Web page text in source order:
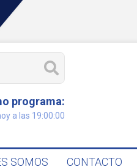
programa:
a las 19:00:00
SOMOS CONTACTO